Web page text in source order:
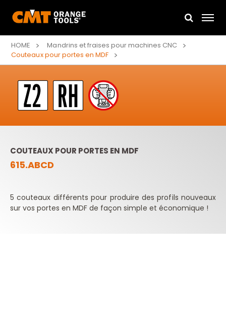
HOME
Mandrins et fraises pour machines CNC
Couteaux pour portes en MDF
COUTEAUX POUR PORTES EN MDF
615.ABCD
5 couteaux différents pour produire des profils nouveaux
sur vos portes en MDF de façon simple et économique !